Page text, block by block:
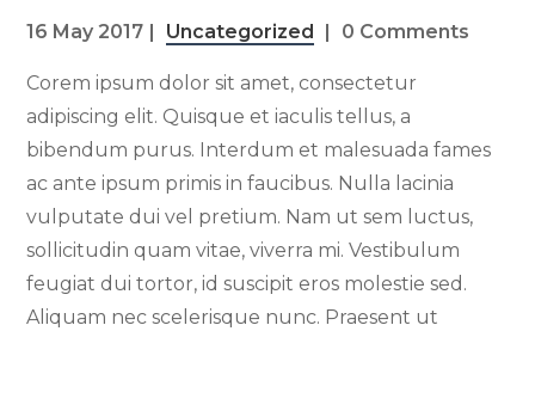
16 May 2017 Uncategorized 0 Comments
Corem ipsum dolor sit amet, consectetur
adipiscing elit. Quisque et iaculis tellus, a
bibendum purus. Interdum et malesuada fames
ac ante ipsum primis in faucibus. Nulla lacinia
vulputate dui vel pretium. Nam ut sem luctus,
sollicitudin quam vitae, viverra mi. Vestibulum
feugiat dui tortor, id suscipit eros molestie sed.
Aliquam nec scelerisque nunc. Praesent ut